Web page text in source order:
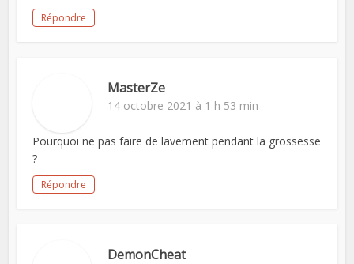
Répondre
MasterZe
14 octobre 2021 à 1 h 53 min
Pourquoi ne pas faire de lavement pendant la grossesse
?
Répondre
DemonCheat